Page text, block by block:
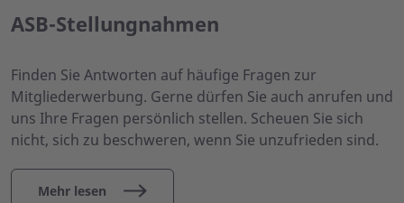
ASB-Stellungnahmen
Finden Sie Antworten auf häufige Fragen zur
Mitgliederwerbung. Gerne dürfen Sie auch anrufen und
uns Ihre Fragen persönlich stellen. Scheuen Sie sich
nicht, sich zu beschweren, wenn Sie unzufrieden sind.
Mehr lesen